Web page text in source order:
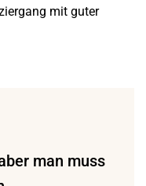
mit guter
man muss